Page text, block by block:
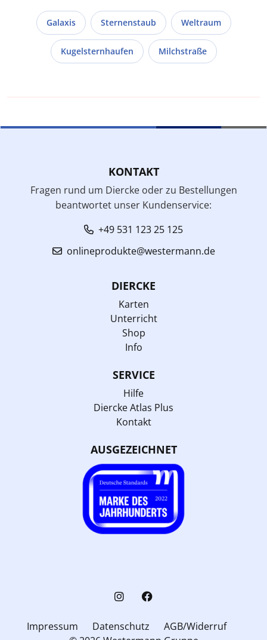
Galaxis Sternenstaub Weltraum
Kugelsternhaufen Milchstraße
KONTAKT
Fragen rund um Diercke oder zu Bestellungen
beantwortet unser Kundenservice:
+49 531 123 25 125
onlineprodukte@westermann.de
DIERCKE
Karten
Unterricht
Shop
Info
SERVICE
Hilfe
Diercke Atlas Plus
Kontakt
AUSGEZEICHNET
Impressum Datenschutz
AGB/Widerruf